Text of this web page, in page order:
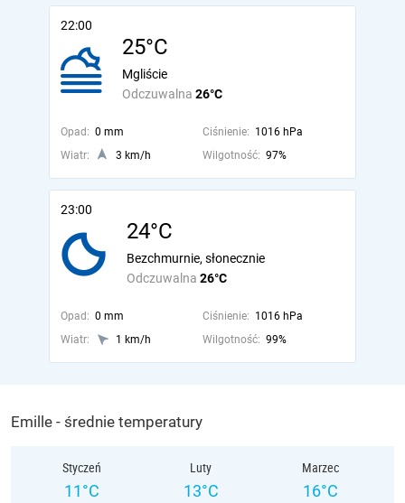
22:00
25°C
Odczuwalna 26°C
Mgliście
Opad: 0 mm Ciśnienie: 1016 hPa
Wiatr:
3 km/h Wilgotność: 97%
23:00
24°C
Odczuwalna 26°C
Bezchmurnie, słonecznie
Opad: 0 mm Ciśnienie: 1016 hPa
Wiatr:
1 km/h Wilgotność: 99%
Emille - średnie temperatury
Styczeń
11°C
Luty
13°C
Marzec
16°C